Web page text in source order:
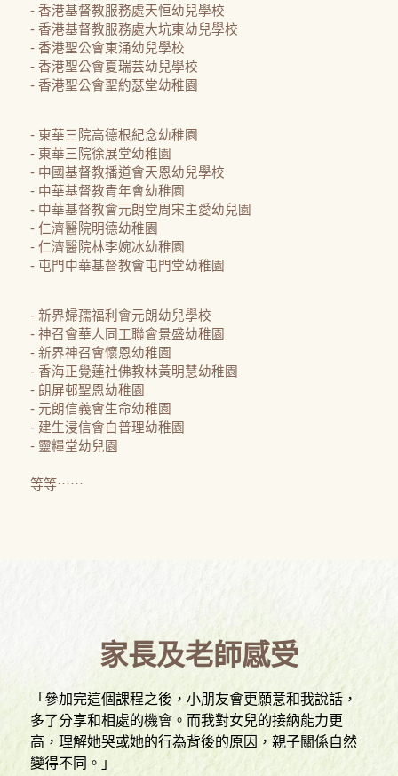
- 香港基督教服務處天恒幼兒學校
- 香港基督教服務處大坑東幼兒學校
- 香港聖公會東涌幼兒學校
- 香港聖公會夏瑞芸幼兒學校
- 香港聖公會聖約瑟堂幼稚園
- 東華三院高德根紀念幼稚園
- 東華三院徐展堂幼稚園
- 中國基督教播道會天恩幼兒學校
- 中華基督教青年會幼稚園
- 中華基督教會元朗堂周宋主愛幼兒園
- 仁濟醫院明德幼稚園
- 仁濟醫院林李婉冰幼稚園
- 屯門中華基督教會屯門堂幼稚園
- 新界婦孺福利會元朗幼兒學校
- 神召會華人同工聯會景盛幼稚園
- 新界神召會懷恩幼稚園
- 香海正覺蓮社佛教林黃明慧幼稚園
- 朗屏邨聖恩幼稚園
- 元朗信義會生命幼稚園
- 建生浸信會白普理幼稚園
- 靈糧堂幼兒園
等等⋯⋯
家長及老師感受
「參加完這個課程之後，小朋友會更願意和我說話，
多了分享和相處的機會。而我對女兒的接納能力更
高，理解她哭或她的行為背後的原因，親子關係自然
變得不同。」